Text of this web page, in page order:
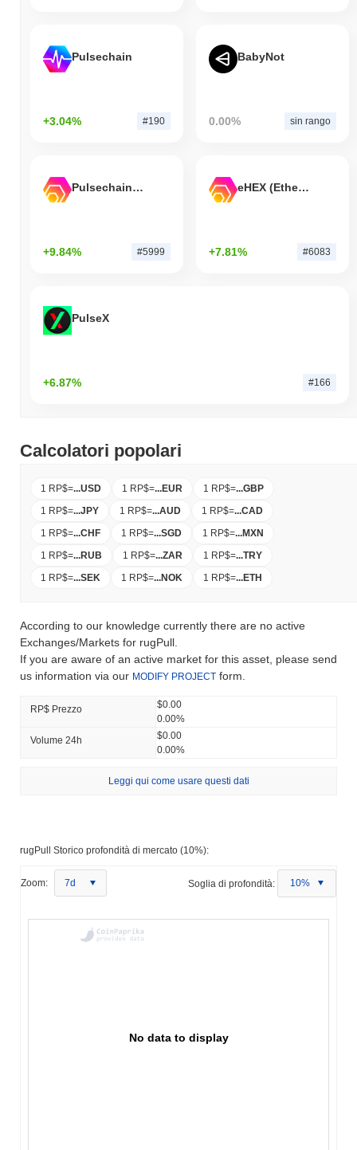
Pulsechain
+3.04% #190
BabyNot
0.00% sin rango
Pulsechain Bridged HEX (Pulsechain)
+9.84% #5999
eHEX (Ethereum)
+7.81% #6083
PulseX
+6.87% #166
Calcolatori popolari
1 RP$=...USD 1 RP$=...EUR 1 RP$=...GBP
1 RP$=...JPY 1 RP$=...AUD 1 RP$=...CAD
1 RP$=...CHF 1 RP$=...SGD 1 RP$=...MXN
1 RP$=...RUB 1 RP$=...ZAR 1 RP$=...TRY
1 RP$=...SEK 1 RP$=...NOK 1 RP$=...ETH
According to our knowledge currently there are no active
Exchanges/Markets for rugPull.
If you are aware of an active market for this asset, please send
us information via our MODIFY PROJECT form.
RP$ Prezzo
$0.00
0.00%
Volume 24h
$0.00
0.00%
Leggi qui come usare questi dati
rugPull Storico profondità di mercato (10%):
Zoom: 7d Soglia di profondità: 10%
No data to display